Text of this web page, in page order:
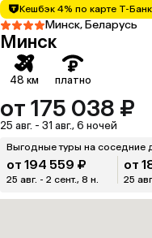
Кешбэк 4% по карте Т-
Минск, Беларусь
Минск
48 км платно
от 175 038 ₽
25 авг. - 31 авг., 6 ночей
Выгодные туры на соседние
от 194 559 ₽
25 авг. - 2 сент., 8 н.
от
25